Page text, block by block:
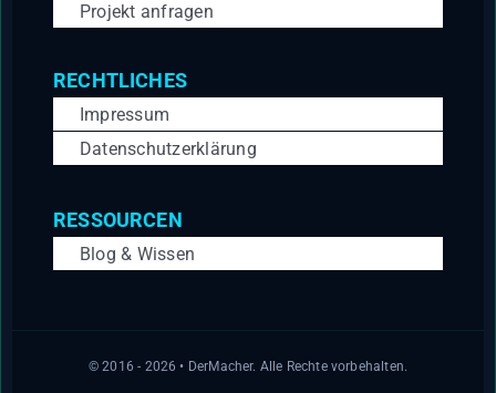
Projekt anfragen
RECHTLICHES
Impressum
Datenschutzerklärung
RESSOURCEN
Blog & Wissen
© 2016 - 2026 • DerMacher. Alle Rechte vorbehalten.